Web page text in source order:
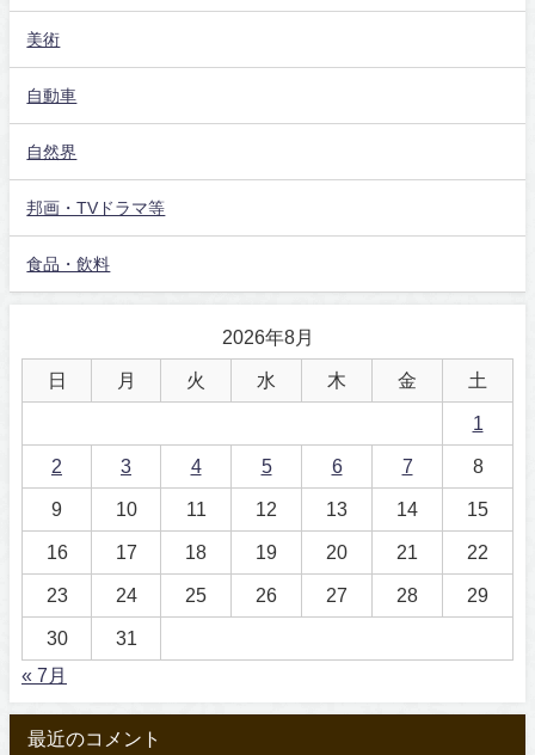
美術
自動車
自然界
邦画・TVドラマ等
食品・飲料
2026年8月
日 月 火 水 木 金 土
1
2 3 4 5 6 7 8
9 10 11 12 13 14 15
16 17 18 19 20 21 22
23 24 25 26 27 28 29
30
31
« 7月
最近のコメント